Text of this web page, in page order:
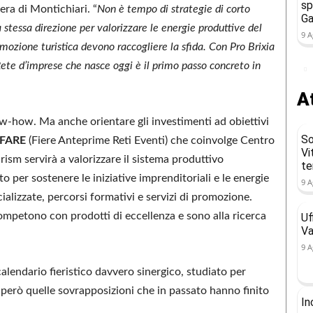
di Montichiari. “Non è tempo di strategie di corto
direzione per valorizzare le energie produttive del
turistica devono raccogliere la sfida. Con Pro Brixia
d’imprese che nasce oggi è il primo passo concreto in
how. Ma anche orientare gli investimenti ad obiettivi
(Fiere Anteprime Reti Eventi) che coinvolge Centro
servirà a valorizzare il sistema produttivo
per sostenere le iniziative imprenditoriali e le energie
percorsi formativi e servizi di promozione.
con prodotti di eccellenza e sono alla ricerca
fieristico davvero sinergico, studiato per
quelle sovrapposizioni che in passato hanno finito
9
9
9